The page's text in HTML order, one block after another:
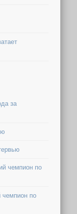
за
чемпион по
чемпион по